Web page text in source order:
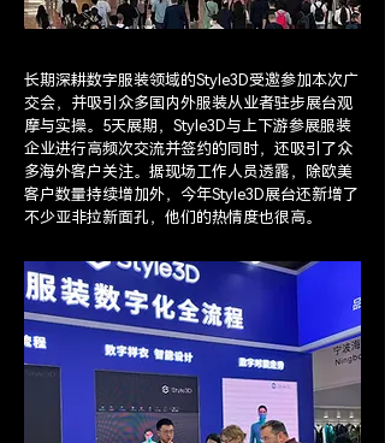
长期深耕数字服装领域的Style3D受邀参加本次广
交会，并吸引众多国内外服装从业者驻步展台观
摩与实操。5天展期，Style3D与上下游参展服装
企业进行高频次交流并签约的同时，还吸引了众
多海外客户关注。据现场工作人员透露，除欧美
客户数量持续增加外，今年Style3D展台还新增了
不少亚非拉新面孔，他们的热情度也很高。